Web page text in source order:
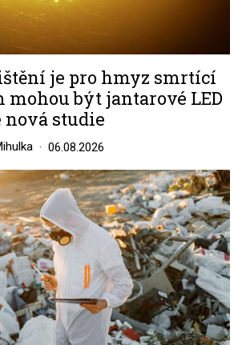
je pro hmyz smrtící
mohou být jantarové LED
nová studie
06.08.2026